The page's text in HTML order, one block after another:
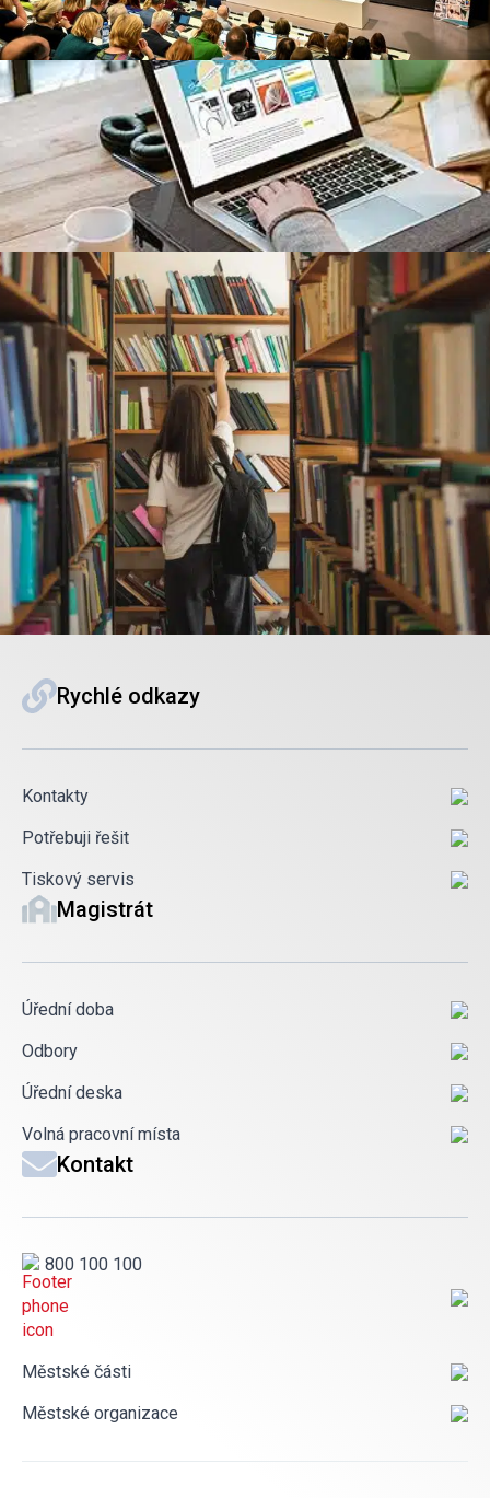
Rychlé odkazy
Kontakty
Potřebuji řešit
Tiskový servis
Magistrát
Úřední doba
Odbory
Úřední deska
Volná pracovní místa
Kontakt
800 100 100
Městské části
Městské organizace